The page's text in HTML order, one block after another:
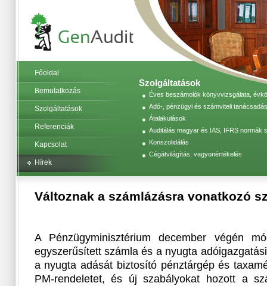
Főoldal
Bemutatkozás
Szolgáltatások
Referenciák
Kapcsolat
Hírek
Szolgáltatások
Éves beszámolók könyvvizsgálata,
Adó-, pénzügyi és számviteli
Átalakulások
Auditálás magyar és IAS, IFRS normák
Konszolidálás
Cégátvilágítás, vagyonértékelés
Változnak a számlázásra vonatkozó
A Pénzügyminisztérium december végén
egyszerűsített számla és a nyugta
a nyugta adását biztosító pénztárgép és
PM-rendeletet, és új szabályokat hozott a